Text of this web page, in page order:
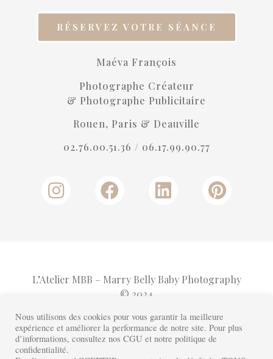
RÉSERVEZ VOTRE SÉANCE
Maéva François
Photographe Créateur
& Photographe Publicitaire
Rouen, Paris & Deauville
02.76.00.51.36 / 06.17.99.90.77
L’Atelier MBB – Marry Belly Baby Photography
© 2024
FAQ Mentions Légales
Cookies
Plan de Site
Nous utilisons des cookies pour vous garantir la meilleure
expérience et améliorer la performance de notre site. Pour plus
d’informations, consultez nos CGU et notre politique de
confidentialité.